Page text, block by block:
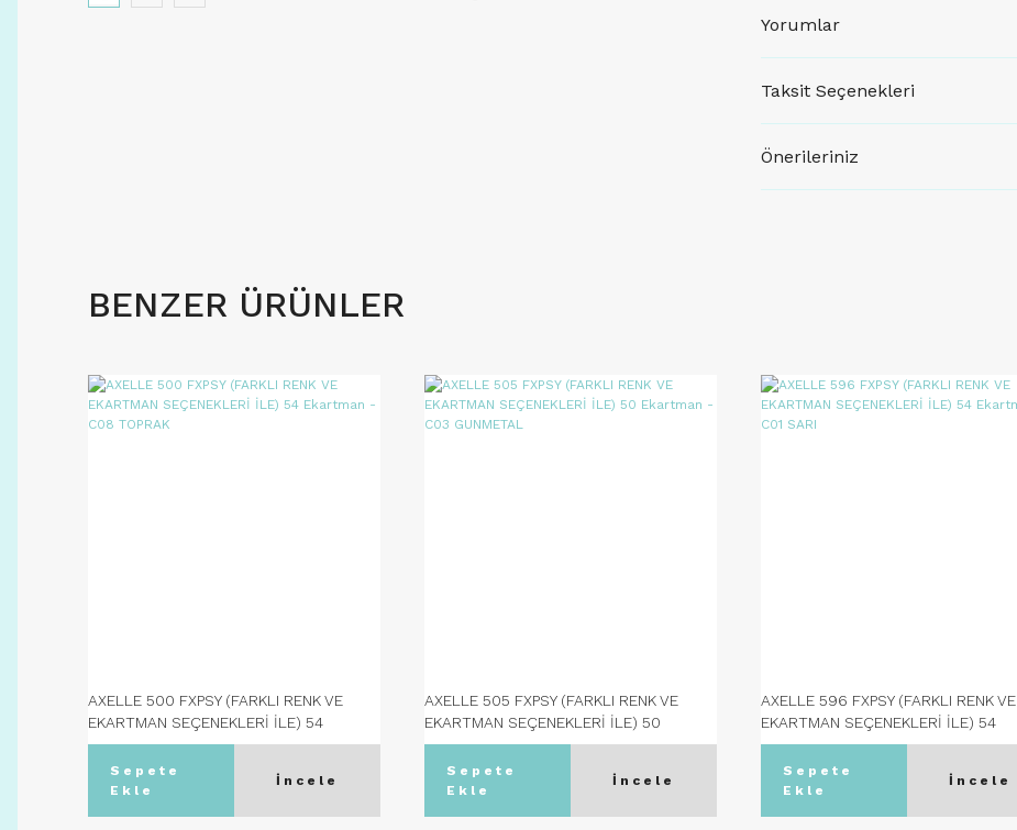
Yorumlar
Taksit Seçenekleri
Önerileriniz
BENZER ÜRÜNLER
AXELLE 500 FXPSY (FARKLI RENK VE
EKARTMAN SEÇENEKLERİ İLE) 54
Ekartman - C08 TOPRAK
Sepete
Ekle
İncele
AXELLE 505 FXPSY (FARKLI RENK VE
EKARTMAN SEÇENEKLERİ İLE) 50
Ekartman - C03 GUNMETAL
Sepete
Ekle
İncele
AXELLE 596 FXPSY (FARKLI RENK VE
EKARTMAN SEÇENEKLERİ İLE) 54
Ekartman - C01 SARI
Sepete
Ekle
İncele